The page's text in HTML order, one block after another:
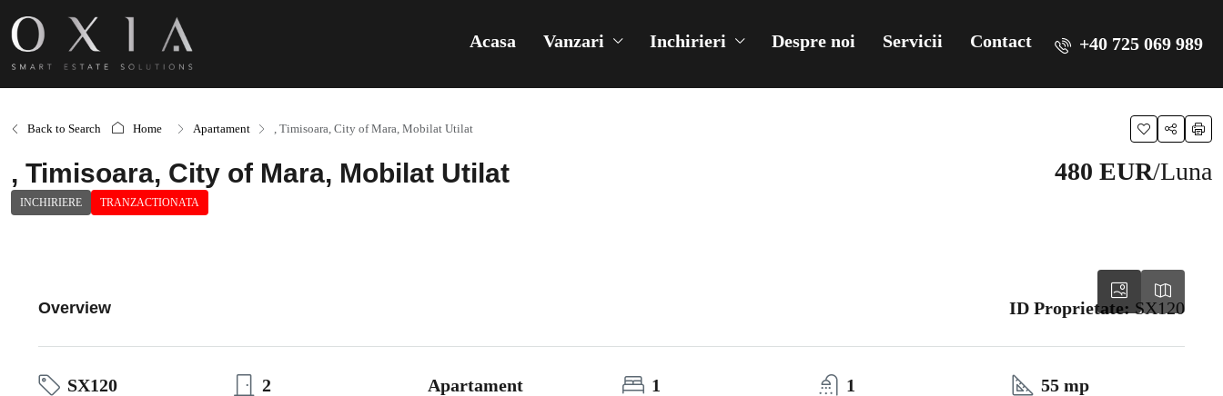
Acasa Vanzari Inchirieri Despre noi Servicii Contact +40 725 069 989
Back to Search Home Apartament , Timisoara, City of Mara, Mobilat Utilat
, Timisoara, City of Mara, Mobilat Utilat
INCHIRIERE TRANZACTIONATA
480 EUR/Luna
Overview ID Proprietate: SX120
SX120
2
Apartament
1
1
55 mp